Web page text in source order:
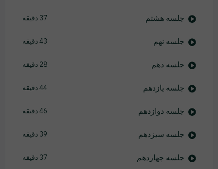
جلسه هشتم 37 دقیقه
جلسه نهم 43 دقیقه
جلسه دهم 28 دقیقه
جلسه یازدهم 44 دقیقه
جلسه دوازدهم 46 دقیقه
جلسه سیزدهم 39 دقیقه
جلسه چهاردهم 37 دقیقه